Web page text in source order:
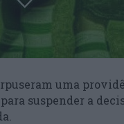
uma
suspender a